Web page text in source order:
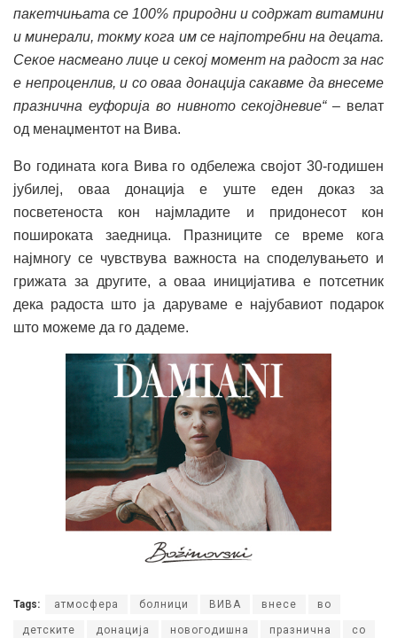
пакетчињата се 100% природни и содржат витамини
и минерали, токму кога им се најпотребни на децата.
Секое насмеано лице и секој момент на радост за нас
е непроценлив, и со оваа донација сакавме да внесеме
празнична еуфорија во нивното секојдневие“– велат
од менаџментот на Вива.
Во годината кога Вива го одбележа својот 30-годишен
јубилеј, оваа донација е уште еден доказ за
посветеноста кон најмладите и придонесот кон
пошироката заедница. Празниците се време кога
најмногу се чувствува важноста на споделувањето и
грижата за другите, а оваа иницијатива е потсетник
дека радоста што ја даруваме е најубавиот подарок
што можеме да го дадеме.
Tags: атмосфера болници ВИВА внесе во
детските донација новогодишна празнична со